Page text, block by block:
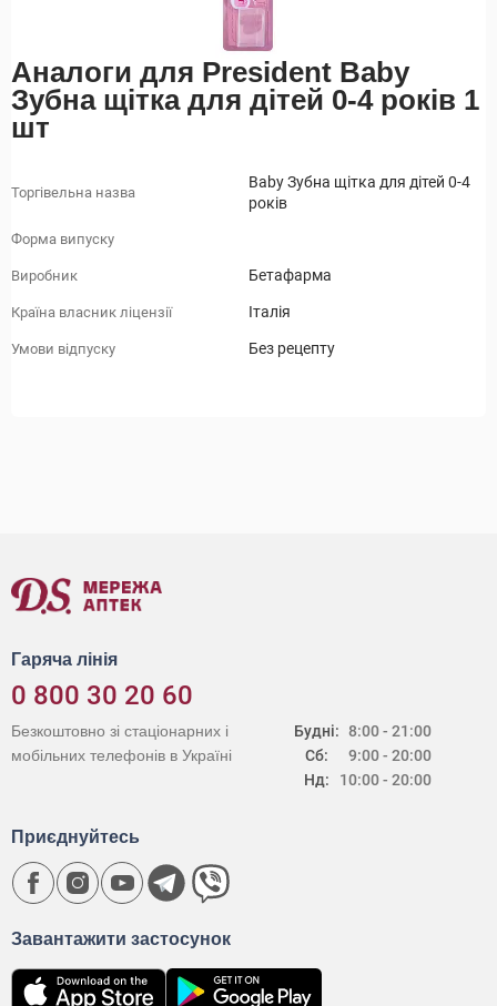
Аналоги для President Baby
Зубна щітка для дітей 0-4 років 1
шт
Торгівельна назва
Baby Зубна щітка для дітей 0-4
років
Форма випуску
Виробник Бетафарма
Країна власник ліцензії Італія
Умови відпуску Без рецепту
Гаряча лінія
0 800 30 20 60
Будні:
Сб:
Нд:
8:00 - 21:00
9:00 - 20:00
10:00 - 20:00
Безкоштовно зі стаціонарних і
мобільних телефонів в Україні
Завантажити застосунок
Приєднуйтесь